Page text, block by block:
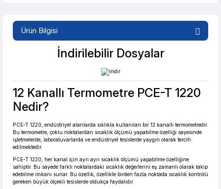
Güvenilir Alışveriş
10.206,85 TL den başlayan taksitlerle! x 9 %2 İndirim
Ürün Bilgisi
İndirilebilir Dosyalar
12 Kanallı Termometre PCE-T 1220
Nedir?
PCE-T 1220, endüstriyel alanlarda sıklıkla kullanılan bir 12 kanallı termometredir.
Bu termometre, çoklu noktalardan sıcaklık ölçümü yapabilme özelliği sayesinde
işletmelerde, laboratuvarlarda ve endüstriyel tesislerde yaygın olarak tercih
edilmektedir.
PCE-T 1220, her kanal için ayrı ayrı sıcaklık ölçümü yapabilme özelliğine
sahiptir. Bu sayede farklı noktalardaki sıcaklık değerlerini eş zamanlı olarak takip
edebilme imkanı sunar. Bu özellik, özellikle birden fazla noktada sıcaklık kontrolü
gereken büyük ölçekli tesislerde oldukça faydalıdır.